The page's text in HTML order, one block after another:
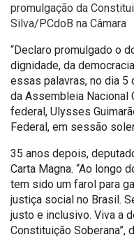
promulgação da
Silva/PCdoB na Câmara
“Declaro promulgado o
dignidade, da
essas palavras, no dia 5
da Assembleia Nacional
federal, Ulysses
Federal, em sessão
35 anos depois,
Carta Magna. “Ao longo
tem sido um farol para
justiça social no Brasil.
justo e inclusivo. Viva a
Constituição Soberana”,